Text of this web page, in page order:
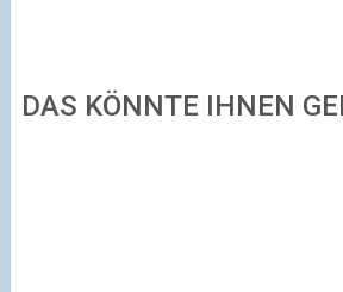
DAS KÖNNTE IHNEN